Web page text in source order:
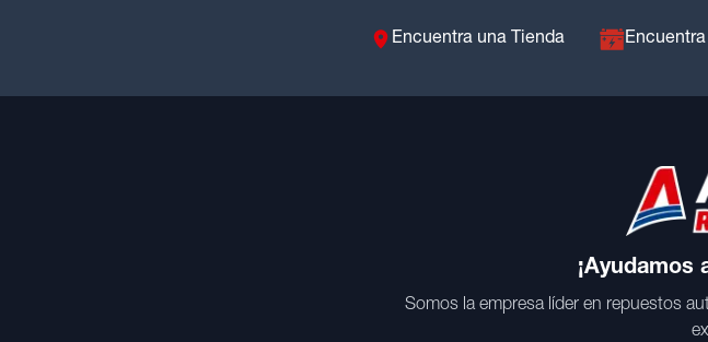
Encuentra una Tienda
¡Ayudamos
Somos la empresa líder en repuestos